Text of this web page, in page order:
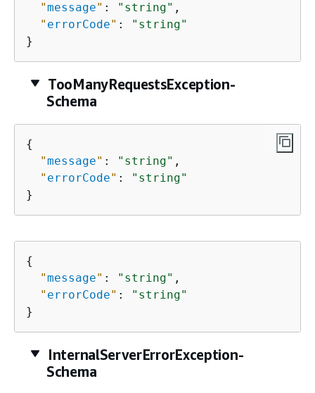
"message" : "string" ,
" errorCode" :
"string"
}
TooManyRequestsException-
Schema
{
"message" : "string" ,
" errorCode" :
"string"
}
{
"message" : "string" ,
" errorCode" :
"string"
}
InternalServerErrorException-
Schema